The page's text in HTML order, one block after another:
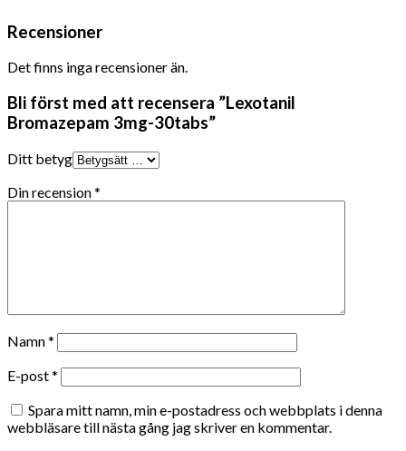
Recensioner
Det finns inga recensioner än.
Bli först med att recensera ”Lexotanil
Bromazepam 3mg-30tabs”
Ditt betyg
Din recension*
Namn*
E-post*
Spara mitt namn, min e-postadress och webbplats i denna
webbläsare till nästa gång jag skriver en kommentar.